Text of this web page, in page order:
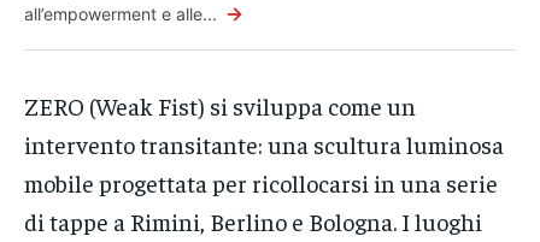
all’empowerment e alle... →
ZERO (Weak Fist) si sviluppa come un
intervento transitante: una scultura luminosa
mobile progettata per ricollocarsi in una serie
di tappe a Rimini, Berlino e Bologna. I luoghi